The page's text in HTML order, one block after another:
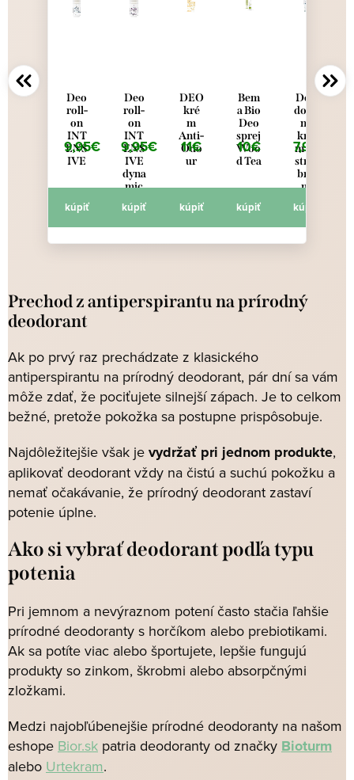
Deo
roll-
on
INT
ENS
IVE
9,95€
kúpiť
Deo
roll-
on
INT
ENS
IVE
dyna
mic
9,95€
kúpiť
DEO
kré
m
Anti-
Odo
ur
11€
kúpiť
Bem
a Bio
Deo
sprej
Woo
d Tea
10€
kúpiť
Deo
dora
nt
kré
m so
strie
bro
m
ral
7,95€
kúpiť
Prechod z antiperspirantu na prírodný
deodorant
Ak po prvý raz prechádzate z klasického
antiperspirantu na prírodný deodorant, pár dní sa vám
môže zdať, že pociťujete silnejší zápach. Je to celkom
bežné, pretože pokožka sa postupne prispôsobuje.
Najdôležitejšie však je vydržať pri jednom produkte,
aplikovať deodorant vždy na čistú a suchú pokožku a
nemať očakávanie, že prírodný deodorant zastaví
potenie úplne.
Ako si vybrať deodorant podľa typu
potenia
Pri jemnom a nevýraznom potení často stačia ľahšie
prírodné deodoranty s horčíkom alebo prebiotikami.
Ak sa potíte viac alebo športujete, lepšie fungujú
produkty so zinkom, škrobmi alebo absorpčnými
zložkami.
Medzi najobľúbenejšie prírodné deodoranty na našom
eshope Bior.sk patria deodoranty od značky Bioturm
alebo Urtekram.